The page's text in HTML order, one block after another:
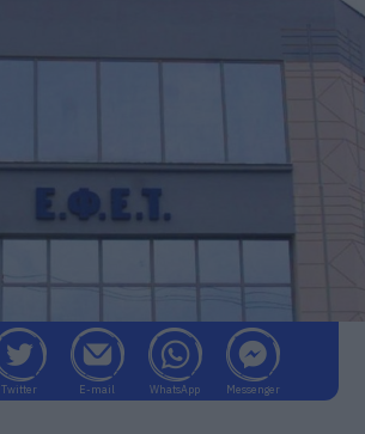
Twitter E-mail WhatsApp Messenger